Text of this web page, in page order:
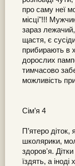
про саму неї
місці"!!!
зараз
щастя, є
прибирають в
дорослих
тимчасово
можливість
Сім’я 4
П’ятеро
школярики,
здоров'я.
їздять, а